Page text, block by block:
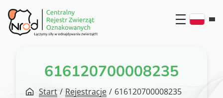
Przejdź
do
treści
616120700008235
Start / Rejestracje / 616120700008235